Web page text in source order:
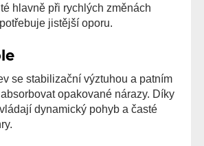
hlavně při rychlých změnách
jistější oporu.
se stabilizační výztuhou a patním
opakované nárazy. Díky
dynamický pohyb a časté